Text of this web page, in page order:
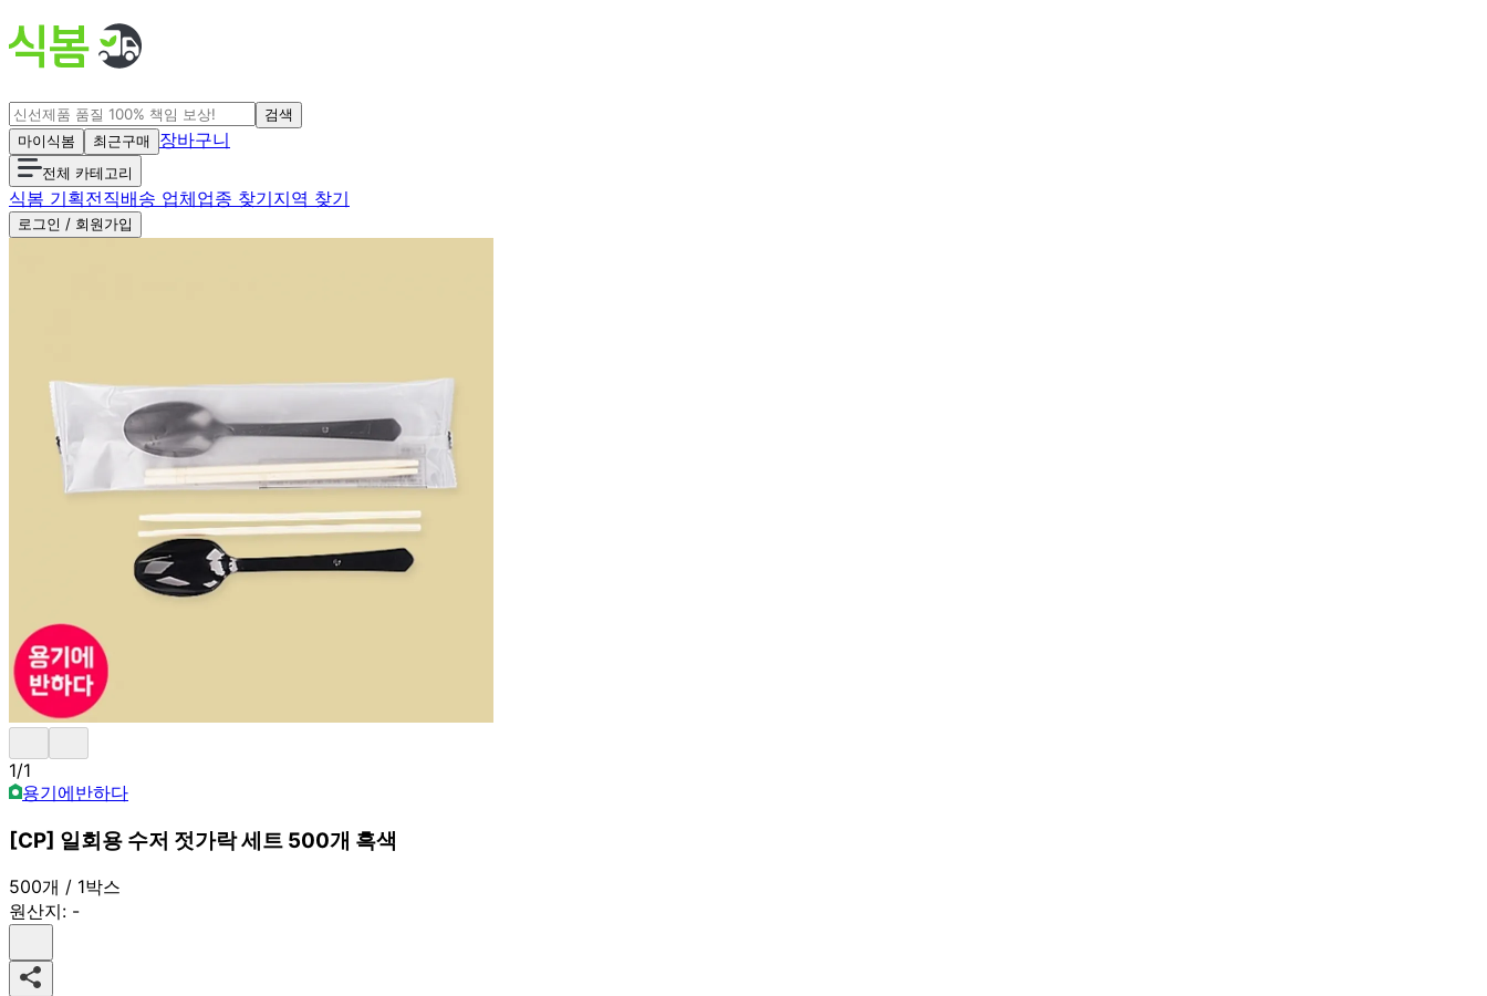
검색
마이식봄
최근구매 장바구니
전체 카테고리
식봄 기획전직배송 업체업종 찾기지역 찾기
로그인 / 회원가입
1/1
용기에반하다
[CP] 일회용 수저 젓가락 세트 500개 흑색
500개 / 1박스
원산지: -